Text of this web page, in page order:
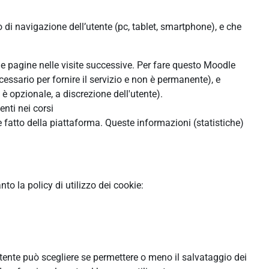
navigazione dell’utente (pc, tablet, smartphone), e che
nelle visite successive. Per fare questo Moodle
per fornire il servizio e non è permanente), e
opzionale, a discrezione dell'utente).
nei corsi
fatto della piattaforma. Queste informazioni (statistiche)
la policy di utilizzo dei cookie:
può scegliere se permettere o meno il salvataggio dei